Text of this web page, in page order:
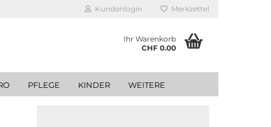
Kundenlogin Merkzettel
Ihr Warenkorb
CHF 0.00
PFLEGE KINDER WEITERE